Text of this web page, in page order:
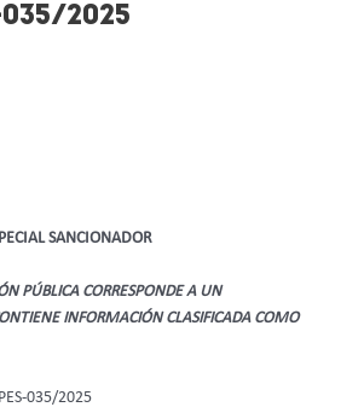
2025
SANCIONADOR
PÚBLICA CORRESPONDE A UN
INFORMACIÓN CLASIFICADA COMO
035/2025